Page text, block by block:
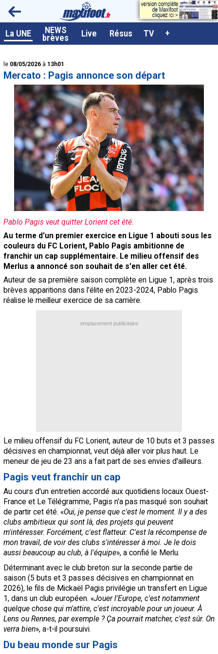
La UNE NEWS
brèves Live Résus TV +
<
le 08/05/2026 à 13h01
Mercato : Pagis annonce son départ
Pablo Pagis veut quitter Lorient cet été.
Au terme d'un premier exercice en Ligue 1 abouti sous les
couleurs du FC Lorient, Pablo Pagis ambitionne de
franchir un cap supplémentaire. Le milieu offensif des
Merlus a annoncé son souhait de s'en aller cet été.
Auteur de sa première saison complète en Ligue 1, après trois
brèves apparitions dans l'élite en 2023-2024, Pablo Pagis
réalise le meilleur exercice de sa carrière.
emplacement publicitaire
Le milieu offensif du FC Lorient, auteur de 10 buts et 3 passes
décisives en championnat, veut déjà aller voir plus haut. Le
meneur de jeu de 23 ans a fait part de ses envies d'ailleurs.
Pagis veut franchir un cap
Au cours d'un entretien accordé aux quotidiens locaux Ouest-
France et Le Télégramme, Pagis n'a pas masqué son souhait
de partir cet été. «Oui, je pense que c'est le moment. Il y a des
clubs ambitieux qui sont là, des projets qui peuvent
m'intéresser. Forcément, c'est flatteur. C'est la récompense de
mon travail, de voir des clubs s'intéresser à moi. Je le dois
aussi beaucoup au club, à l'équipe», a confié le Merlu.
Déterminant avec le club breton sur la seconde partie de
saison (5 buts et 3 passes décisives en championnat en
2026), le fils de Mickaël Pagis privilégie un transfert en Ligue
1, dans un club européen. «Jouer l'Europe, c'est notamment
quelque chose qui m'attire, c'est incroyable pour un joueur. À
Lens ou Rennes, par exemple ? Ça pourrait matcher, c'est sûr. On
verra bien», a-t-il poursuivi.
Du beau monde sur Pagis
A la UNE
Live / Matchs en direct
Résultats et Classements
Class. buteurs européens
Programme TV foot
Vidéos
Sondages
Tableau transferts L1
Taille de la police
Paramètrages / Options
Contact / Signaler un bug
Recrutement Maxifoot
Mentions légales
site web Maxifoot.fr